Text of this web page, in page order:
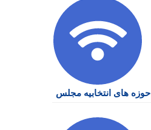
حوزه های انتخابیه مجلس